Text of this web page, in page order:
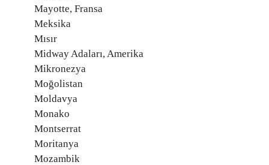
Mayotte, Fransa
Meksika
Mısır
Midway Adaları, Amerika
Mikronezya
Moğolistan
Moldavya
Monako
Montserrat
Moritanya
Mozambik